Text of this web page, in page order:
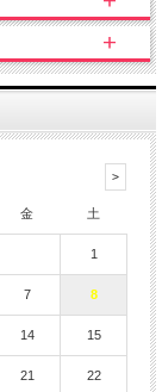
金 土
1
7 8
14 15
21 22